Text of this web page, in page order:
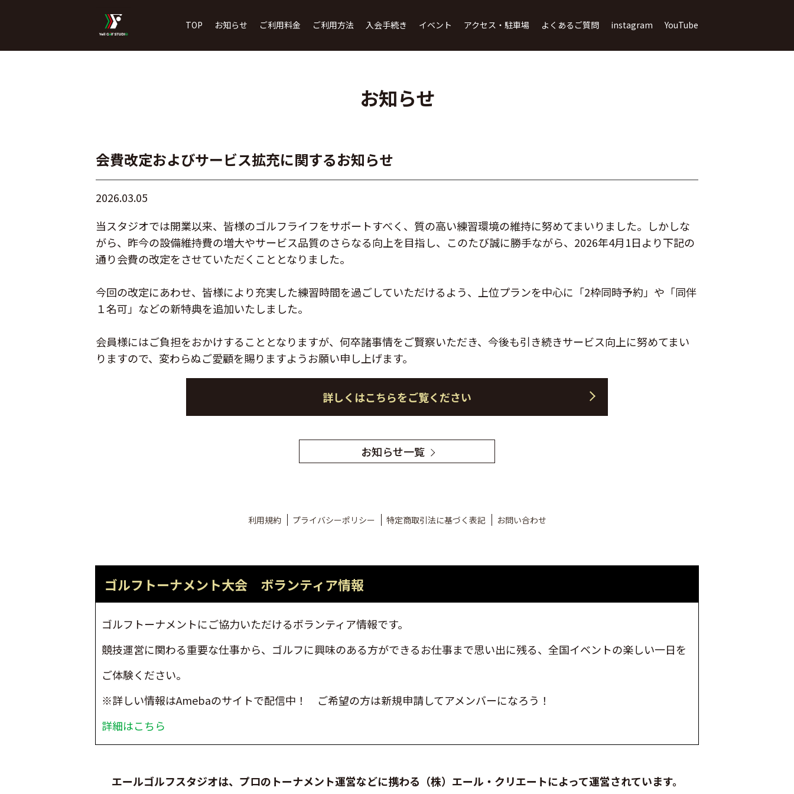
TOP お知らせ ご利用料金 ご利用方法 入会手続き イベント アクセス・駐車場 よくあるご質問 instagram YouTube
お知らせ
会費改定およびサービス拡充に関するお知らせ
2026.03.05
当スタジオでは開業以来、皆様のゴルフライフをサポートすべく、質の高い練習環境の維持に努めてまいりました。しかしな
がら、昨今の設備維持費の増大やサービス品質のさらなる向上を目指し、このたび誠に勝手ながら、2026年4月1日より下記の
通り会費の改定をさせていただくこととなりました。
今回の改定にあわせ、皆様により充実した練習時間を過ごしていただけるよう、上位プランを中心に「2枠同時予約」や「同伴
１名可」などの新特典を追加いたしました。
会員様にはご負担をおかけすることとなりますが、何卒諸事情をご賢察いただき、今後も引き続きサービス向上に努めてまい
りますので、変わらぬご愛顧を賜りますようお願い申し上げます。
詳しくはこちらをご覧ください
お知らせ一覧
利用規約 プライバシーポリシー 特定商取引法に基づく表記 お問い合わせ
ゴルフトーナメント大会 ボランティア情報
ゴルフトーナメントにご協力いただけるボランティア情報です。
競技運営に関わる重要な仕事から、ゴルフに興味のある方ができるお仕事まで思い出に残る、全国イベントの楽しい一日を
ご体験ください。
※詳しい情報はAmebaのサイトで配信中！ ご希望の方は新規申請してアメンバーになろう！
詳細はこちら
エールゴルフスタジオは、プロのトーナメント運営などに携わる（株）エール・クリエートによって運営されています。